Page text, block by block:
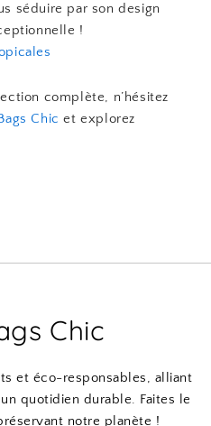
séduire par son design
!
complète, n’hésitez
Chic et explorez
Chic
et éco-responsables, alliant
quotidien durable. Faites le
notre planète !